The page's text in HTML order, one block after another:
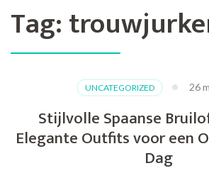
Tag:
UNCATEGORIZED 26
Stijlvolle Spaanse
Elegante Outfits voor een
Dag